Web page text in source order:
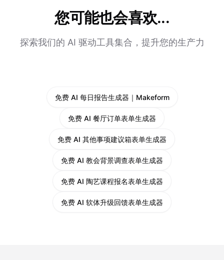
您可能也会喜欢...
探索我们的 AI 驱动工具集合，提升您的生产力
免费 AI 每日报告生成器｜Makeform
免费 AI 餐厅订单表单生成器
免费 AI 其他事项建议箱表单生成器
免费 AI 教会背景调查表单生成器
免费 AI 陶艺课程报名表单生成器
免费 AI 软体升级回馈表单生成器